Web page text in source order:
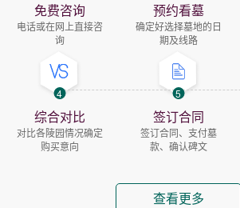
免费咨询
电话或在网上直接咨
询
预约看墓
确定好选择墓地的日
期及线路
4
综合对比
对比各陵园情况确定
购买意向
5
签订合同
签订合同、支付墓
款、确认碑文
查看更多